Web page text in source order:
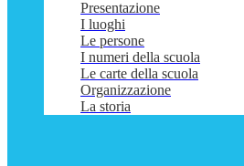
Presentazione
I luoghi
Le persone
I numeri della scuola
Le carte della scuola
Organizzazione
La storia